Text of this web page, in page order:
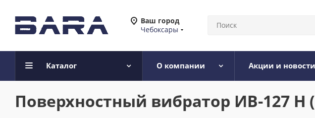
Ваш город
Чебоксары
Каталог О компании Акции и новости
Поверхностный вибратор ИВ-127 Н